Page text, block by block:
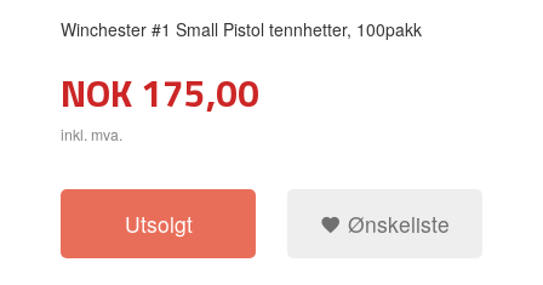
Winchester #1 Small Pistol tennhetter, 100pakk
Pris
NOK175,00
inkl. mva.
Utsolgt Ønskeliste